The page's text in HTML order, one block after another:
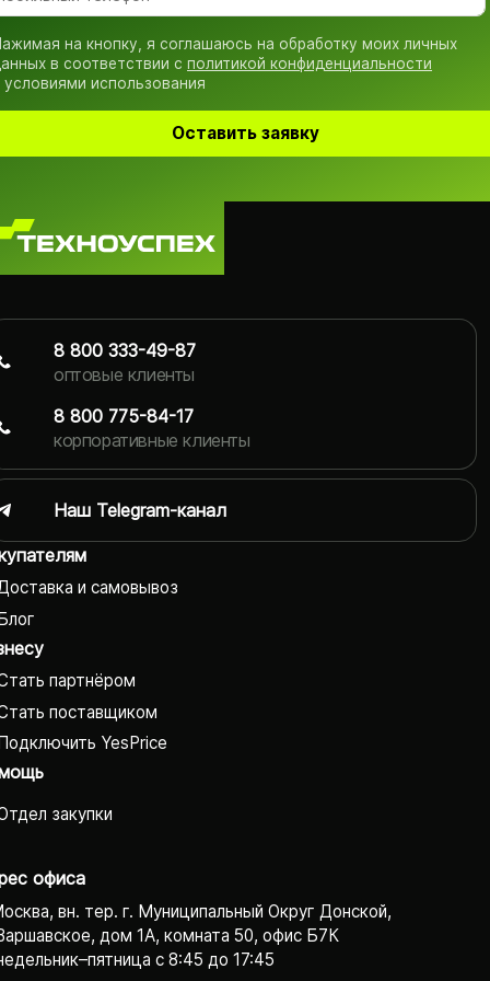
на кнопку, я соглашаюсь на обработку моих личных
в соответствии с политикой конфиденциальности
условиями использования
Оставить заявку
и самовывоз
партнёром
поставщиком
YesPrice
закупки
офиса
вн. тер. г. Муниципальный Округ Донской,
дом 1А, комната 50, офис Б7К
с 8:45 до 17:45
8 800 333-49-87
оптовые клиенты
8 800 775-84-17
корпоративные клиенты
Наш Telegram-канал